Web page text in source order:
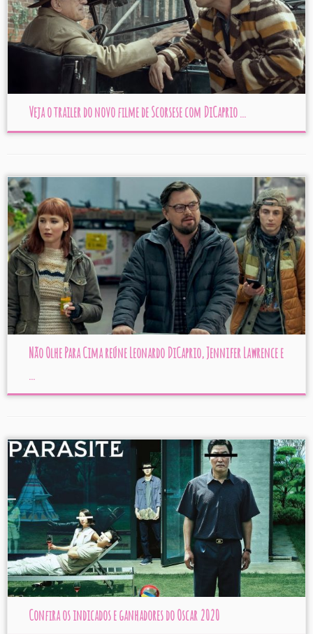
Veja o trailer do novo filme de Scorsese com DiCaprio ...
Não Olhe Para Cima reúne Leonardo DiCaprio, Jennifer Lawrence e
...
Confira os indicados e ganhadores do Oscar 2020